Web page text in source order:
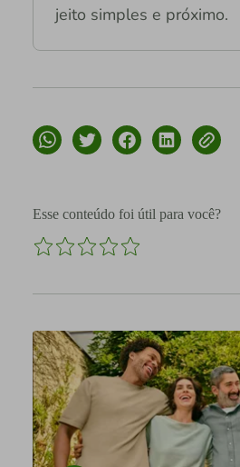
jeito simples e próximo.
Esse conteúdo foi útil para você?